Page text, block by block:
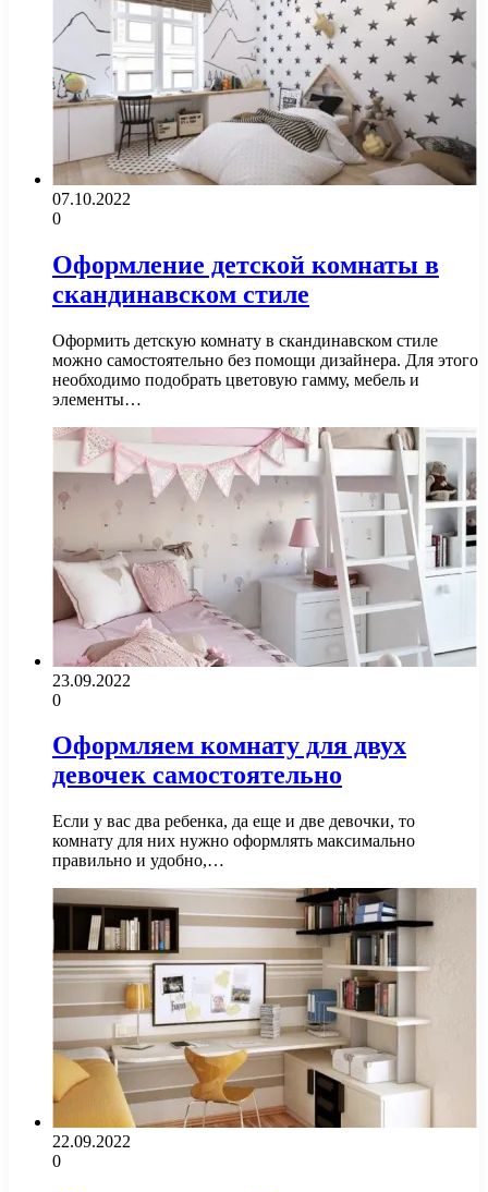
07.10.2022
0
Оформление детской комнаты в
скандинавском стиле
Оформить детскую комнату в скандинавском стиле
можно самостоятельно без помощи дизайнера. Для этого
необходимо подобрать цветовую гамму, мебель и
элементы…
23.09.2022
0
Оформляем комнату для двух
девочек самостоятельно
Если у вас два ребенка, да еще и две девочки, то
комнату для них нужно оформлять максимально
правильно и удобно,…
22.09.2022
0